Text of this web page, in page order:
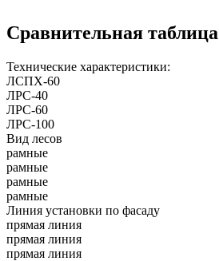
Сравнительная таблица
Технические характеристики:
ЛСПХ-60
ЛРС-40
ЛРС-60
ЛРС-100
Вид лесов
рамные
рамные
рамные
рамные
Линия установки по фасаду
прямая линия
прямая линия
прямая линия